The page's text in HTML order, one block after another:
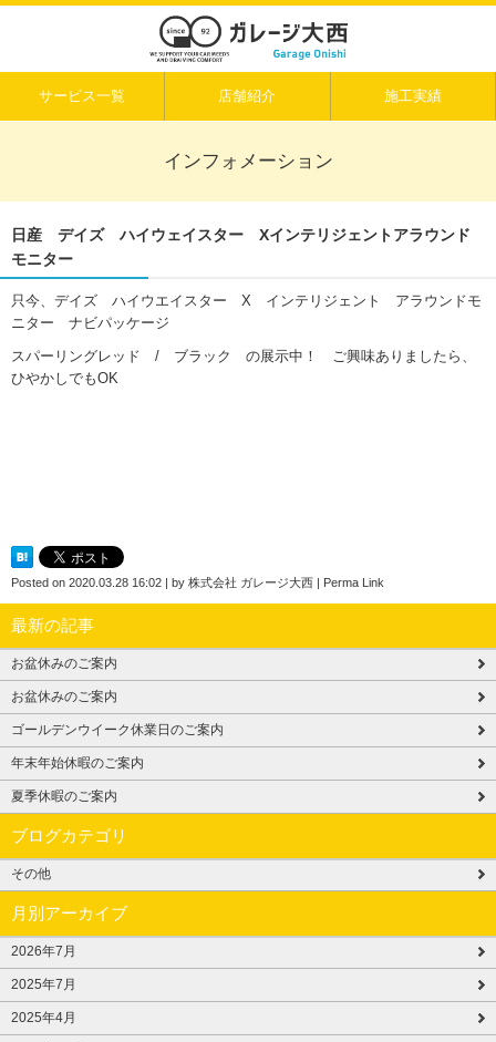
サービス一覧 店舗紹介 施工実績
インフォメーション
日産 デイズ ハイウェイスター Xインテリジェントアラウンド
モニター
只今、デイズ ハイウエイスター X インテリジェント アラウンドモ
ニター ナビパッケージ
スパーリングレッド / ブラック の展示中！ ご興味ありましたら、
ひやかしでもOK
Posted on 2020.03.28 16:02 | by 株式会社 ガレージ大西 | Perma Link
最新の記事
お盆休みのご案内
お盆休みのご案内
ゴールデンウイーク休業日のご案内
年末年始休暇のご案内
夏季休暇のご案内
ブログカテゴリ
その他
月別アーカイブ
2026年7月
2025年7月
2025年4月